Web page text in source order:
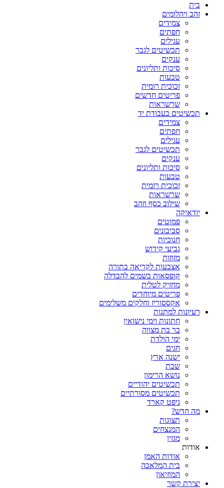
בית
זהב ויהלומים
צמידים
חפתים
עגילים
תכשיטים לגבר
ענקים
סיכות ותליונים
טבעות
זכוכית רומית
פריטים חדשים
שרשראות
תכשיטים בעבודת יד
צמידים
חפתים
עגילים
תכשיטים לגבר
ענקים
סיכות ותליונים
טבעות
זכוכית רומית
שרשראות
שילוב כסף וזהב
יודאיקה
פמוטים
סביבונים
חנוכיות
גביעי קידוש
מזוזות
אצבעות לקריאה בתורה
קופסאות בשמים להבדלה
מחזיק לטלית
פריטים מיוחדים
אקססוריז וחלקים משלימים
רעיונות למתנות
חתונות וימי נישואין
בר בת מצווה
ימי הולדת
חגים
ישנה ארץ
שבת
נושא הרימון
תכשיטים יהודיים
תכשיטים מסורתיים
גיפט קארד
מה חדש?
תצוגות
המנצחים
מגזין
אודות
אודות האמן
בית המלאכה
המוזיאון
יצירת קשר